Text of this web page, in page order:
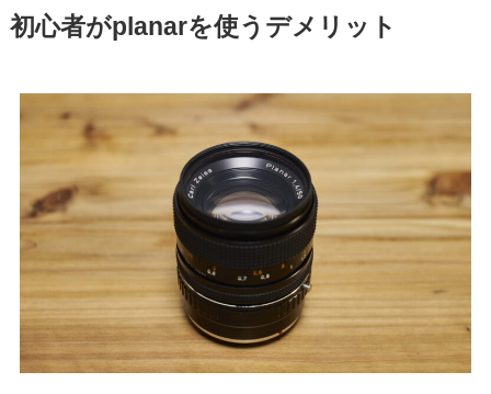
初心者がplanarを使うデメリット